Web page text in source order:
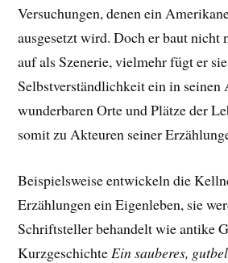
Versuchungen, denen ein
ausgesetzt wird. Doch er baut
auf als Szenerie, vielmehr fügt er
Selbstverständlichkeit ein in
wunderbaren Orte und Plätze der
somit zu Akteuren seiner
Beispielsweise entwickeln die
Erzählungen ein Eigenleben, sie
Schriftsteller behandelt wie antike
KurzgeschichteEin sauberes,